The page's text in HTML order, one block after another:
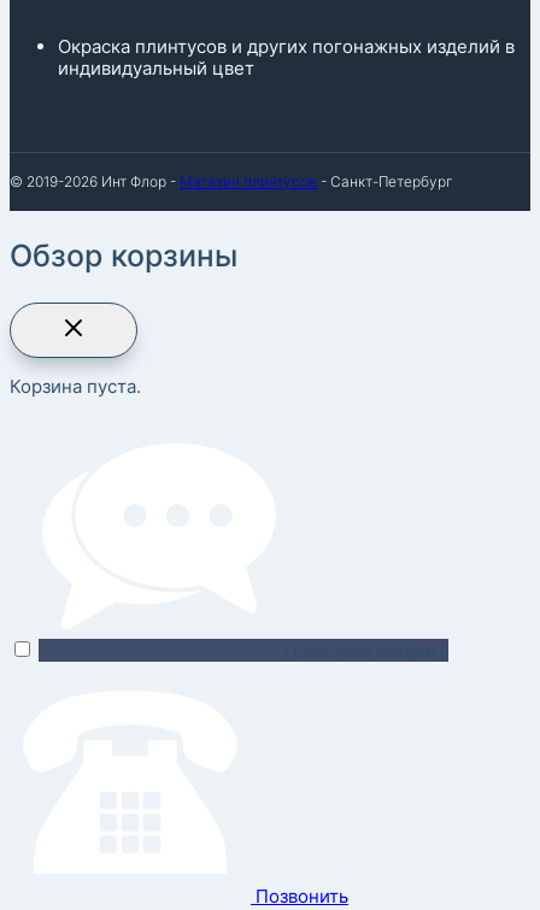
Окраска плинтусов и других погонажных изделий в
индивидуальный цвет
© 2019-2026 Инт Флор - Магазин плинтусов - Санкт-Петербург
Обзор корзины
Корзина пуста.
Позвонить